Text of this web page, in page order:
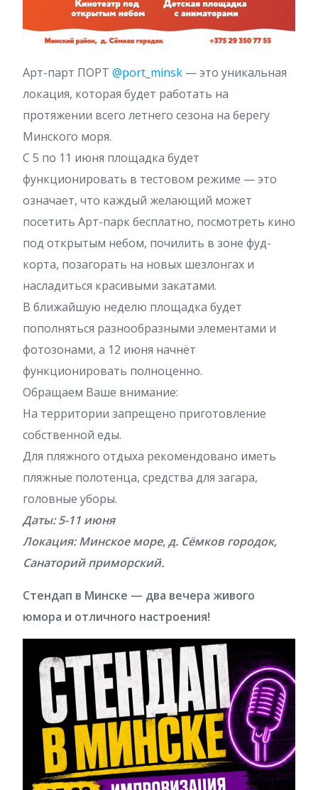
Арт-парт ПОРТ @port_minsk — это уникальная
локация, которая будет работать на
протяжении всего летнего сезона на берегу
Минского моря.
С 5 по 11 июня площадка будет
функционировать в тестовом режиме — это
означает, что каждый желающий может
посетить Арт-парк бесплатно, посмотреть кино
под открытым небом, почилить в зоне фуд-
корта, позагорать на новых шезлонгах и
насладиться красивыми закатами.
В ближайшую неделю площадка будет
пополняться разнообразными элементами и
фотозонами, а 12 июня начнёт
функционировать полноценно.
Обращаем Ваше внимание:
На территории запрещено приготовление
собственной еды.
Для пляжного отдыха рекомендовано иметь
пляжные полотенца, средства для загара,
головные уборы.
Даты: 5-11 июня
Локация: Минское море, д. Сёмков городок,
Санаторий приморский.
Стендап в Минске — два вечера живого
юмора и отличного настроения!